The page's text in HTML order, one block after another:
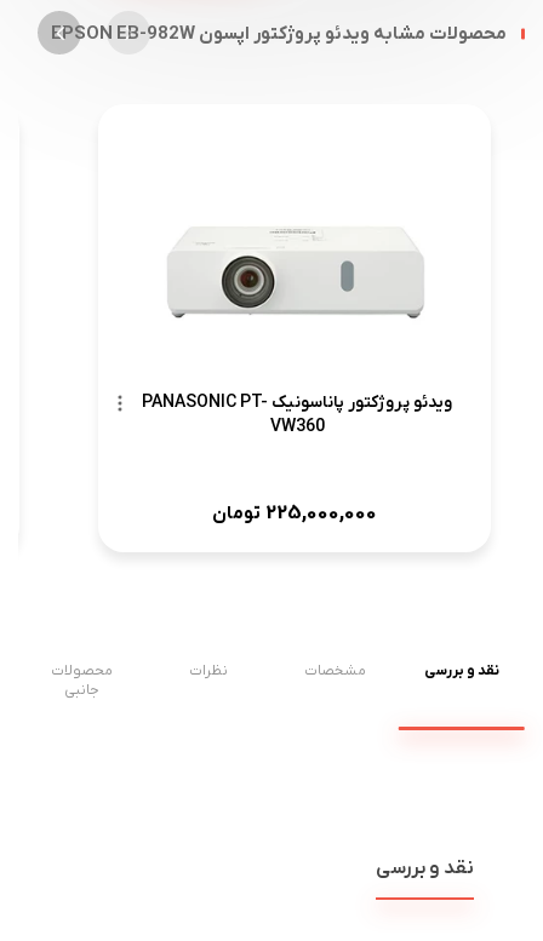
محصولات مشابه ویدئو پروژکتور اپسون EPSON EB-982W
ویدئو پروژکتور پاناسونیک PANASONIC PT-
VW360
225,000,000 تومان
نقد و بررسی مشخصات نظرات
محصولات
جانبی
نقد و بررسی